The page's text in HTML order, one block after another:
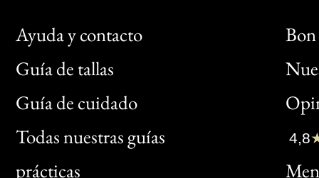
Ayuda y contacto
Guía de tallas
Guía de cuidado
Todas nuestras guías
prácticas
Bon
Clic
Bon
4,8